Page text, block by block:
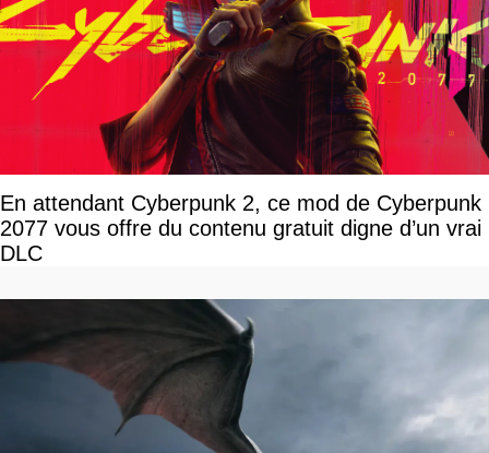
En attendant Cyberpunk 2, ce mod de Cyberpunk
2077 vous offre du contenu gratuit digne d’un vrai
DLC